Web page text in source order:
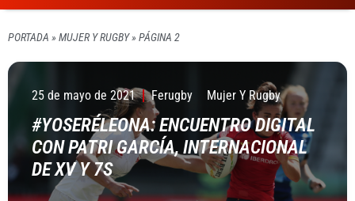
PORTADA » MUJER Y RUGBY» PÁGINA 2
25 de mayo de 2021 Ferugby Mujer Y Rugby
#YOSERÉLEONA: ENCUENTRO DIGITAL
CON PATRI GARCÍA, INTERNACIONAL
DE XV Y 7S